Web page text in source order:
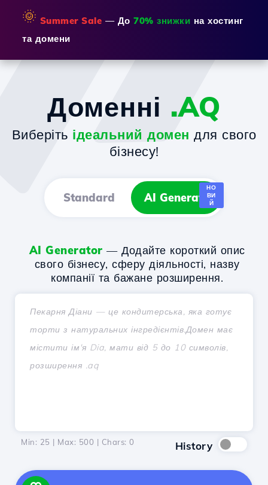
🌞 Summer Sale — До 70% знижки на хостинг
та домени
Доменні .AQ
Виберіть ідеальний домен для свого
бізнесу!
Standard AI Generator
НО
ВИ
Й
AI Generator — Додайте короткий опис
свого бізнесу, сферу діяльності, назву
компанії та бажане розширення.
Min: 25 | Max: 500 | Chars: 0 History